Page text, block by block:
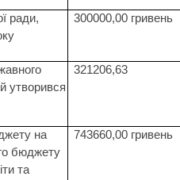
ради,
300000,00 гривень
утворився
321206,63
на
бюджету
та
743660,00 гривень